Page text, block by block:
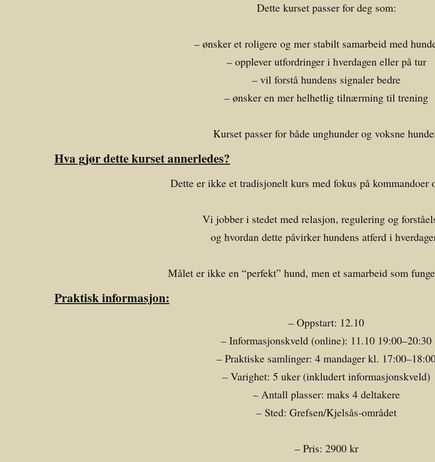
Dette kurset passer for deg som:
– ønsker et roligere og mer stabilt samarbeid med
– opplever utfordringer i hverdagen eller på tur
– vil forstå hundens signaler bedre
– ønsker en mer helhetlig tilnærming til trening
Kurset passer for både unghunder og voksne
Hva gjør dette kurset annerledes?
Dette er ikke et tradisjonelt kurs med fokus på kommandoer
Vi jobber i stedet med relasjon, regulering og
og hvordan dette påvirker hundens atferd i
Målet er ikke en “perfekt” hund, men et samarbeid som
Praktisk informasjon:
– Oppstart: 12.10
– Informasjonskveld (online): 11.10 19:00–20:30
– Praktiske samlinger: 4 mandager kl.
– Varighet: 5 uker (inkludert informasjonskveld)
– Antall plasser: maks 4 deltakere
– Sted: Grefsen/Kjelsås-området
– Pris: 2900 kr